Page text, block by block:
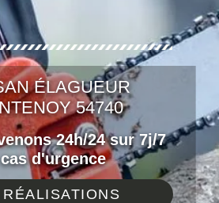
ÉLAGUEUR
54740
24h/24 sur 7j/7
d'urgence
RÉALISATIONS